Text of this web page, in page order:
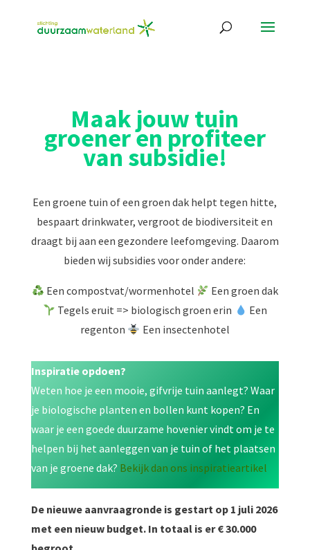
Maak jouw tuin
groener en profiteer
van subsidie!
Een groene tuin of een groen dak helpt tegen hitte,
bespaart drinkwater, vergroot de biodiversiteit en
draagt bij aan een gezondere leefomgeving. Daarom
bieden wij subsidies voor onder andere:
Een compostvat/wormenhotel
Een groen dak
Tegels eruit => biologisch groen erin
Een
regenton
Een insectenhotel
Inspiratie opdoen?
Weten hoe je een mooie, gifvrije tuin aanlegt? Waar
je biologische planten en bollen kunt kopen? En
waar je een goede duurzame hovenier vindt om je te
helpen bij het aanleggen van je tuin of het plaatsen
van je groene dak? Bekijk dan ons inspiratieartikel
De nieuwe aanvraagronde is gestart op 1 juli 2026
met een nieuw budget. In totaal is er € 30.000